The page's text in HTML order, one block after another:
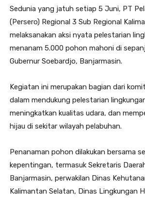
Sedunia yang jatuh setiap 5 Juni, PT
(Persero) Regional 3 Sub Regional
melaksanakan aksi nyata pelestarian
menanam 5.000 pohon mahoni di
Gubernur Soebardjo, Banjarmasin.
Kegiatan ini merupakan bagian dari
dalam mendukung pelestarian
meningkatkan kualitas udara, dan
hijau di sekitar wilayah pelabuhan.
Penanaman pohon dilakukan bersama
kepentingan, termasuk Sekretaris
Banjarmasin, perwakilan Dinas
Kalimantan Selatan, Dinas Lingkungan